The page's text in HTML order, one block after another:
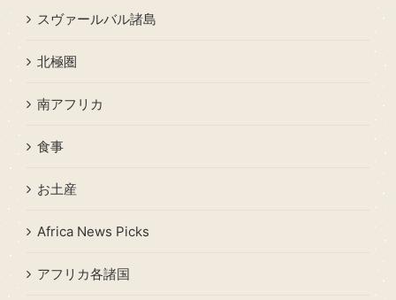
スヴァールバル諸島
北極圏
南アフリカ
食事
お土産
Africa News Picks
アフリカ各諸国